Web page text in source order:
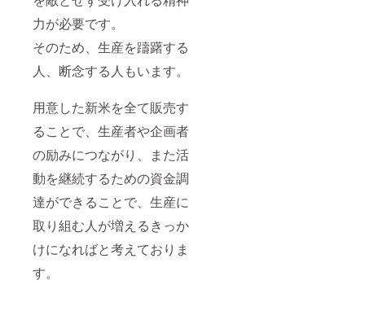
力が必要です。
そのため、生産を躊躇する
人、断念する人もいます。
用意した新米を全て販売す
ることで、生産者や企画者
の励みにつながり、また活
動を継続するための資金調
達ができることで、生産に
取り組む人が増えるきっか
けになればと考えておりま
す。